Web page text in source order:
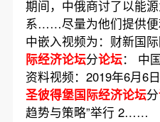
期间，中俄商讨了以能
系……尽量为他们提供便
中嵌入视频为：财新国际
际经济论坛分论坛： 中
资料视频：2019年6月6
圣彼得堡国际经济论坛分
趋势与策略”举行 2……